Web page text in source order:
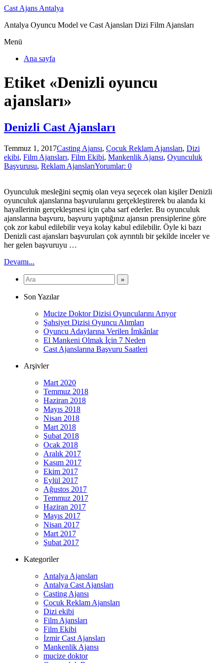
Cast Ajans Antalya
Antalya Oyuncu Model ve Cast Ajansları Dizi Film Ajansları
Menü
Ana sayfa
Etiket «Denizli oyuncu
ajansları»
Denizli Cast Ajansları
Temmuz 1, 2017Casting Ajansı, Çocuk Reklam Ajansları, Dizi
ekibi, Film Ajansları, Film Ekibi, Mankenlik Ajansı, Oyunculuk
Başvurusu, Reklam AjanslarıYorumlar: 0
Oyunculuk mesleğini seçmiş olan veya seçecek olan kişiler Denizli
oyunculuk ajanslarına başvurularını gerçekleştirerek bu alanda ki
hayallerinin gerçekleşmesi için çaba sarf ederler. Bu oyunculuk
ajanslarına başvuru, başvuru yaptığınız ajansın prensiplerine göre
çok zor kabul edilebilir veya kolay kabul edilebilir. Öyle ki bazı
Denizli cast ajansları başvuruları çok ayrıntılı bir şekilde inceler ve
her gelen başvuruyu …
Devamı...
Son Yazılar
Mucize Doktor Dizisi Oyuncularını Arıyor
Şahsiyet Dizisi Oyuncu Alımları
Oyuncu Adaylarına Verilen İmkânlar
El Mankeni Olmak İçin 7 Neden
Cast Ajanslarına Başvuru Saatleri
Arşivler
Mart 2020
Temmuz 2018
Haziran 2018
Mayıs 2018
Nisan 2018
Mart 2018
Şubat 2018
Ocak 2018
Aralık 2017
Kasım 2017
Ekim 2017
Eylül 2017
Ağustos 2017
Temmuz 2017
Haziran 2017
Mayıs 2017
Nisan 2017
Mart 2017
Şubat 2017
Kategoriler
Antalya Ajansları
Antalya Cast Ajansları
Casting Ajansı
Çocuk Reklam Ajansları
Dizi ekibi
Film Ajansları
Film Ekibi
İzmir Cast Ajansları
Mankenlik Ajansı
mucize doktor